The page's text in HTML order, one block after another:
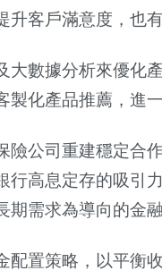
客戶滿意度，也
數據分析來優化
化產品推薦，進
險公司重建穩定合
行高息定存的吸引
需求為導向的金融
配置策略，以平衡